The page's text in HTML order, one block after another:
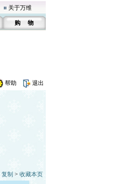
关于万维
购 物
帮助 退出
复制 > 收藏本页